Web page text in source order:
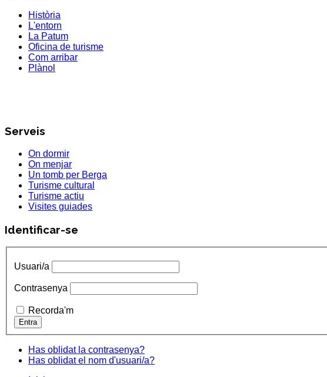
Història
L'entorn
La Patum
Oficina de turisme
Com arribar
Plànol
Serveis
On dormir
On menjar
Un tomb per Berga
Turisme cultural
Turisme actiu
Visites guiades
Identificar-se
Usuari/a
Contrasenya
Recorda'm
Has oblidat la contrasenya?
Has oblidat el nom d'usuari/a?